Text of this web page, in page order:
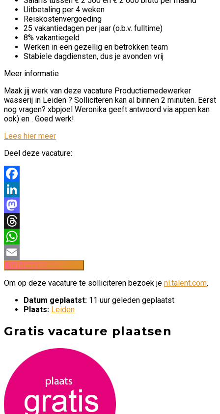
Uitbetaling per 4 weken
Reiskostenvergoeding
25 vakantiedagen per jaar (o.b.v. fulltime)
8% vakantiegeld
Werken in een gezellig en betrokken team
Stabiele dagdiensten, dus je avonden vrij
Meer informatie
Maak jij werk van deze vacature Productiemedewerker
wasserij in Leiden ? Solliciteren kan al binnen 2 minuten. Eerst
nog vragen? xbpjoel Weronika geeft antwoord via appen kan
ook) en . Goed werk!
Lees hier meer
Deel deze vacature:
Facebook
LinkedIn
Mastodon
Threads
WhatsApp
Email
Om op deze vacature te solliciteren bezoek je nl.talent.com.
Datum geplaatst: 11 uur geleden geplaatst
Plaats: Leiden
Gratis vacature plaatsen